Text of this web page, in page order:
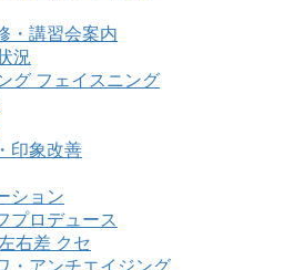
・講習会案内
況
グ フェイスニング
印象改善
ション
プロデュース
右差 クセ